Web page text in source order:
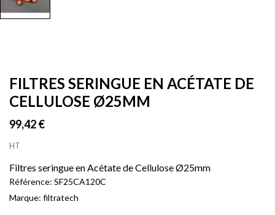
FILTRES SERINGUE EN ACÉTATE DE
CELLULOSE Ø25MM
99,42 €
HT
Filtres seringue en Acétate de Cellulose Ø25mm
Référence: SF25CA120C
Marque: filtratech